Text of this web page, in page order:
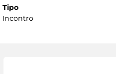
Tipo
Incontro